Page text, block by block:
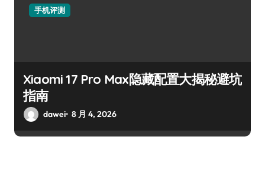
手机评测
Xiaomi 17 Pro Max隐藏配置大揭秘避坑
指南
dawei 8 月 4, 2026